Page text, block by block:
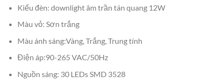
Kiểu đèn: downlight âm trần tán quang 12W
Màu vỏ: Sơn trắng
Màu ánh sáng:Vàng, Trắng, Trung tính
Điện áp:90-265 VAC/50Hz
Nguồn sáng: 30 LEDs SMD 3528